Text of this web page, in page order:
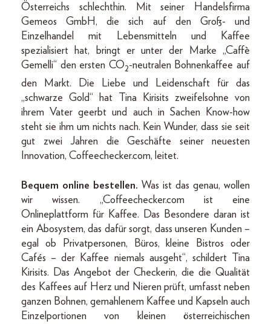
Österreichs schlechthin. Mit seiner Handelsfirma
Gemeos GmbH, die sich auf den Groß- und
Einzelhandel mit Lebensmitteln und Kaffee
spezialisiert hat, bringt er unter der Marke „Caffè
Gemelli“ den ersten CO2-neutralen Bohnenkaffee auf
den Markt. Die Liebe und Leidenschaft für das
„schwarze Gold“ hat Tina Kirisits zweifelsohne von
ihrem Vater geerbt und auch in Sachen Know-how
steht sie ihm um nichts nach. Kein Wunder, dass sie seit
gut zwei Jahren die Geschäfte seiner neuesten
Innovation, Coffeechecker.com, leitet.
Bequem online bestellen. Was ist das genau, wollen
wir wissen. „Coffeechecker.com ist eine
Onlineplattform für Kaffee. Das Besondere daran ist
ein Abosystem, das dafür sorgt, dass unseren Kunden –
egal ob Privatpersonen, Büros, kleine Bistros oder
Cafés – der Kaffee niemals ausgeht“, schildert Tina
Kirisits. Das Angebot der Checkerin, die die Qualität
des Kaffees auf Herz und Nieren prüft, umfasst neben
ganzen Bohnen, gemahlenem Kaffee und Kapseln auch
Einzelportionen von kleinen österreichischen